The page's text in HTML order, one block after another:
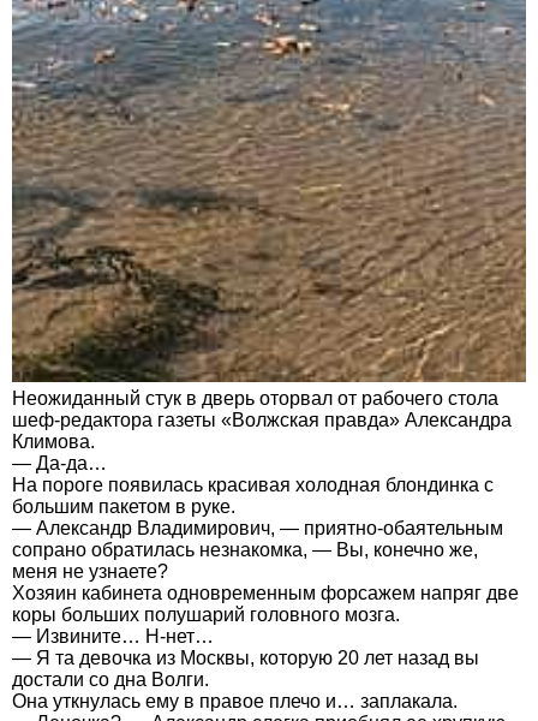
Неожиданный стук в дверь оторвал от рабочего стола
шеф-редактора газеты «Волжская правда» Александра
Климова.
— Да-да…
На пороге появилась красивая холодная блондинка с
большим пакетом в руке.
— Александр Владимирович, — приятно-обаятельным
сопрано обратилась незнакомка, — Вы, конечно же,
меня не узнаете?
Хозяин кабинета одновременным форсажем напряг две
коры больших полушарий головного мозга.
— Извините… Н-нет…
— Я та девочка из Москвы, которую 20 лет назад вы
достали со дна Волги.
Она уткнулась ему в правое плечо и… заплакала.